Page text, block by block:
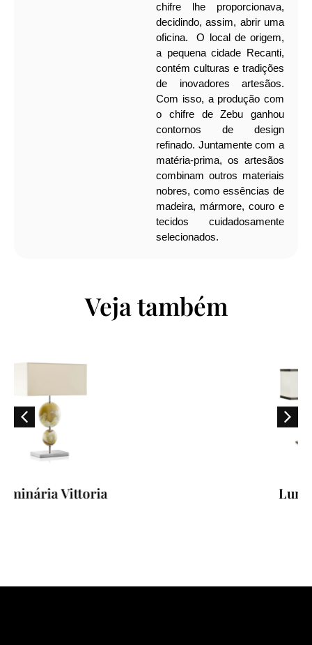
chifre lhe proporcionava,
decidindo, assim, abrir uma
oficina.
O local de origem,
a pequena cidade Recanti,
contém culturas e tradições
de inovadores artesãos.
Com isso, a produção com
o chifre de Zebu ganhou
contornos de design
refinado. Juntamente com a
matéria-prima, os artesãos
combinam outros materiais
nobres, como essências de
madeira, mármore, couro e
tecidos cuidadosamente
selecionados.
Veja também